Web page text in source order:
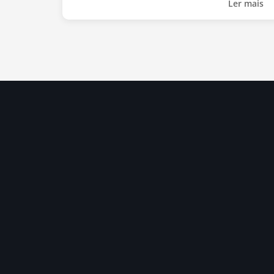
Ler mais